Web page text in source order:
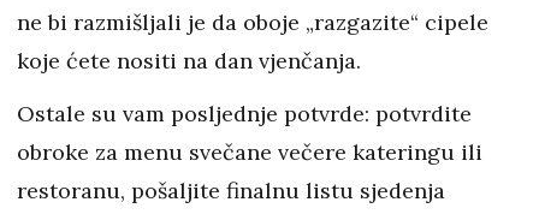
ne bi razmišljali je da oboje „razgazite“ cipele
koje ćete nositi na dan vjenčanja.
Ostale su vam posljednje potvrde: potvrdite
obroke za menu svečane večere kateringu ili
restoranu, pošaljite finalnu listu sjedenja